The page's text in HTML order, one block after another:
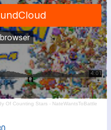
Of Counting Stars - NateWantsToBattle